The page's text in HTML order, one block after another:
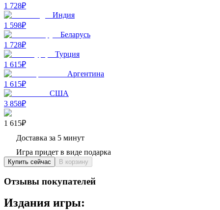
1 728₽
Индия
1 598₽
Беларусь
1 728₽
Турция
1 615₽
Аргентина
1 615₽
США
3 858₽
1 615₽
Доставка за 5 минут
Игра придет в виде подарка
Купить сейчас В корзину
Отзывы покупателей
Издания игры: